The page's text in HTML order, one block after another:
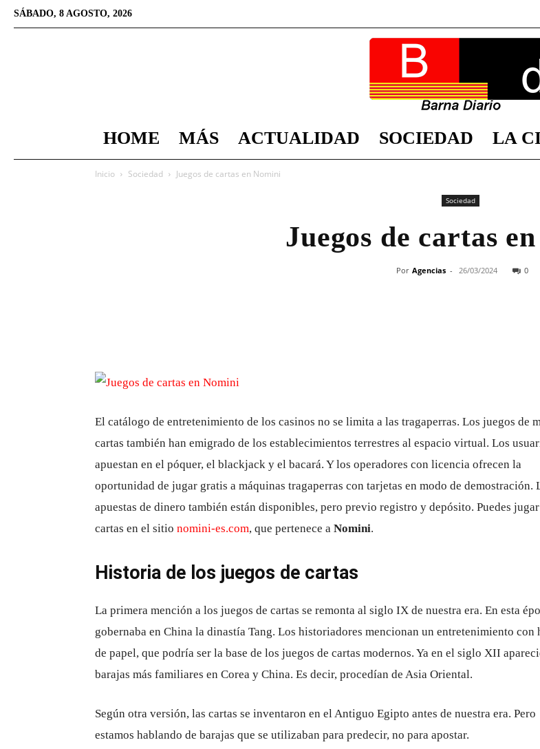
SÁBADO, 8 AGOSTO, 2026
Diario
HOME MÁS ACTUALIDAD SOCIEDAD LA
Inicio Sociedad Juegos de cartas en Nomini
Sociedad
Juegos de cartas
Por Agencias - 26/03/2024 0
El catálogo de entretenimiento de los casinos no se limita a las tragaperras. Los juegos de
cartas también han emigrado de los establecimientos terrestres al espacio virtual. Los
apuestan en el póquer, el blackjack y el bacará. Y los operadores con licencia ofrecen la
oportunidad de jugar gratis a máquinas tragaperras con tarjetas en modo de demostración.
apuestas de dinero también están disponibles, pero previo registro y depósito. Puedes
cartas en el sitio nomini-es.com, que pertenece a Nomini.
Historia de los juegos de cartas
La primera mención a los juegos de cartas se remonta al siglo IX de nuestra era. En esta
gobernaba en China la dinastía Tang. Los historiadores mencionan un entretenimiento con
de papel, que podría ser la base de los juegos de cartas modernos. Ya en el siglo XII
barajas más familiares en Corea y China. Es decir, procedían de Asia Oriental.
Según otra versión, las cartas se inventaron en el Antiguo Egipto antes de nuestra era. Pero
estamos hablando de barajas que se utilizaban para predecir, no para apostar.